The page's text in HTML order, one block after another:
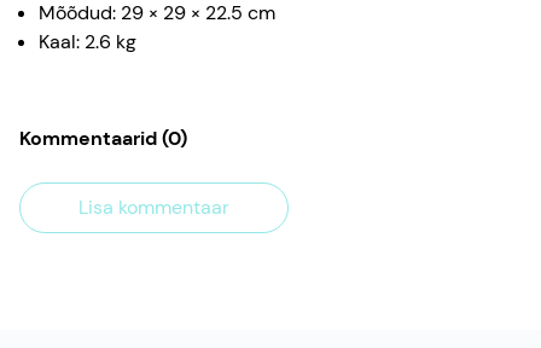
Mõõdud: 29 × 29 × 22.5 cm
Kaal: 2.6 kg
Kommentaarid(0)
Lisa kommentaar